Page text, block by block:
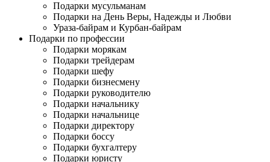
Подарки мусульманам
Подарки на День Веры, Надежды и Любви
Ураза-байрам и Курбан-байрам
Подарки по профессии
Подарки морякам
Подарки трейдерам
Подарки шефу
Подарки бизнесмену
Подарки руководителю
Подарки начальнику
Подарки начальнице
Подарки директору
Подарки боссу
Подарки бухгалтеру
Подарки юристу